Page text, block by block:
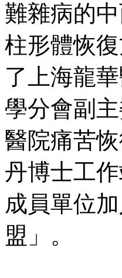
難雜病的
柱形體恢
了上海龍
學分會副
醫院痛苦
丹博士工
成員單位
盟」。